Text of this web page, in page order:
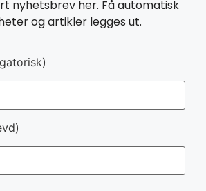
nyhetsbrev her. Få automatisk
og artikler legges ut.